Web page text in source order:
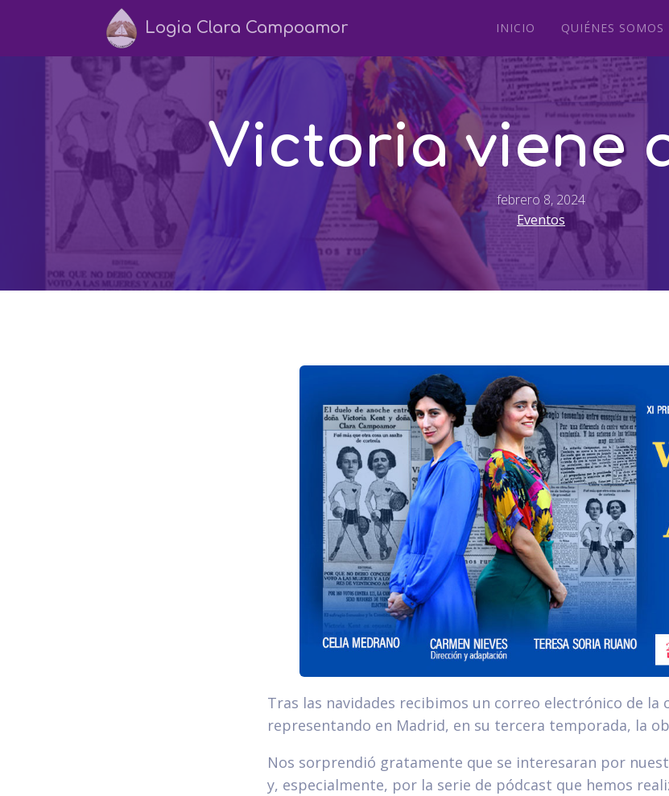
Logia Clara Campoamor INICIO QUIÉNES SOMOS
Victoria viene
febrero 8, 2024
Eventos
Tras las navidades recibimos un correo electrónico de la
representando en Madrid, en su tercera temporada, la
Nos sorprendió gratamente que se interesaran por
y, especialmente, por la serie de pódcast que hemos